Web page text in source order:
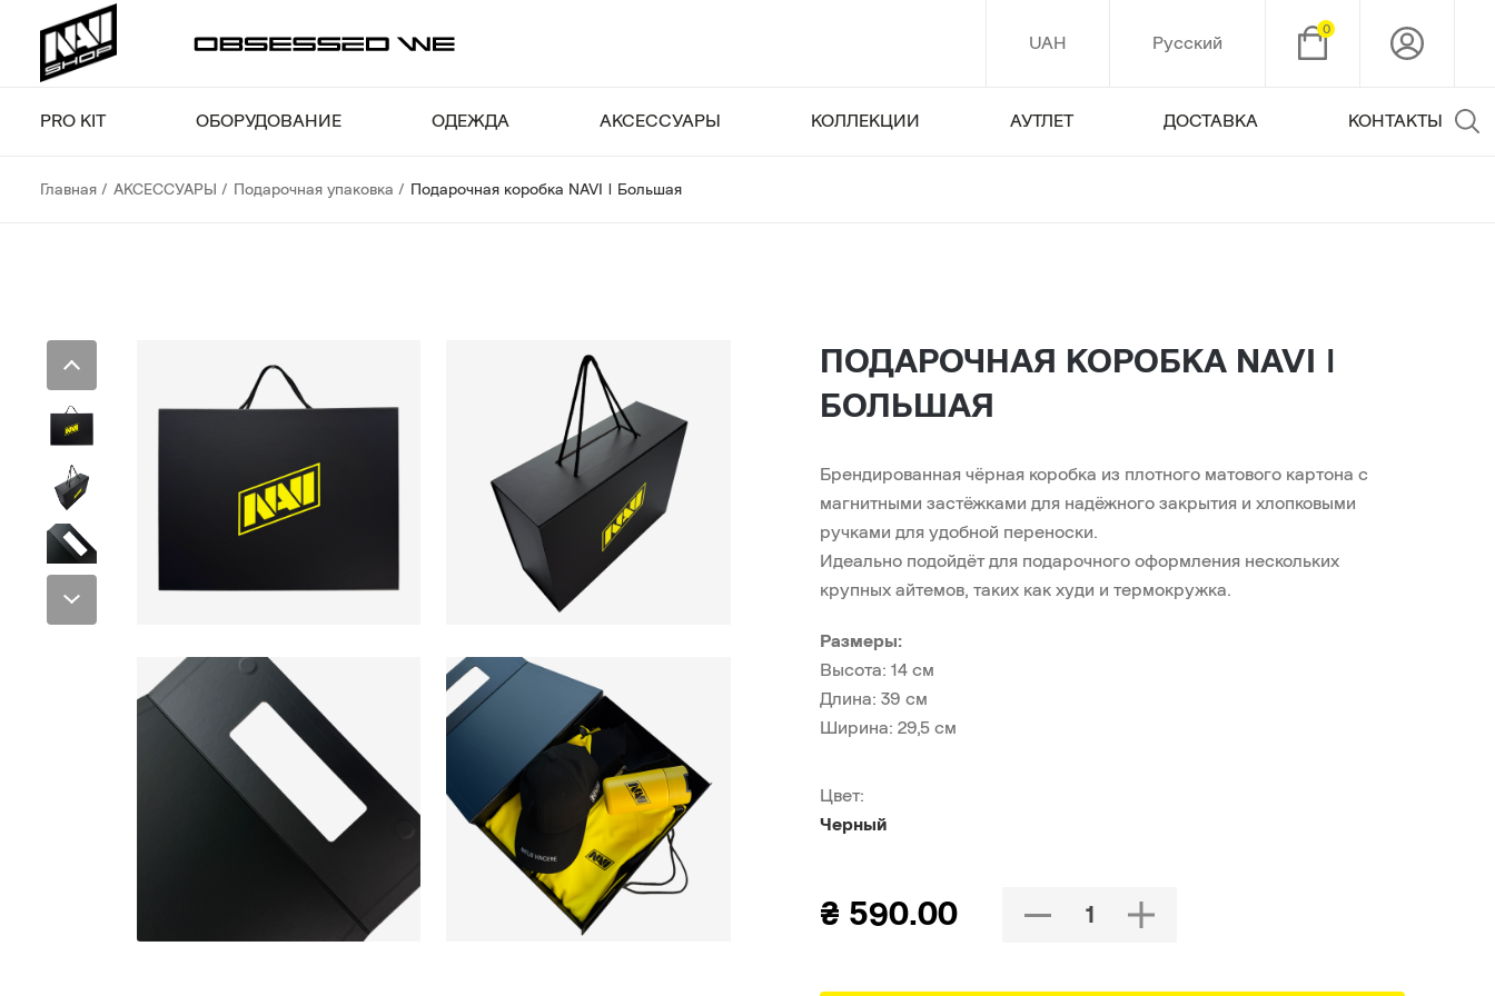
UAH Русский
0
PRO KIT ОБОРУДОВАНИЕ ОДЕЖДА АКСЕССУАРЫ КОЛЛЕКЦИИ АУТЛЕТ ДОСТАВКА КОНТАКТЫ
Главная АКСЕССУАРЫ Подарочная упаковка Подарочная коробка NAVI | Большая
ПОДАРОЧНАЯ КОРОБКА NAVI |
БОЛЬШАЯ
Брендированная чёрная коробка из плотного матового картона с
магнитными застёжками для надёжного закрытия и хлопковыми
ручками для удобной переноски.
Идеально подойдёт для подарочного оформления нескольких
крупных айтемов, таких как худи и термокружка.
Размеры:
Высота: 14 см
Длина: 39 см
Ширина: 29,5 см
Цвет:
Черный
₴ 590.00